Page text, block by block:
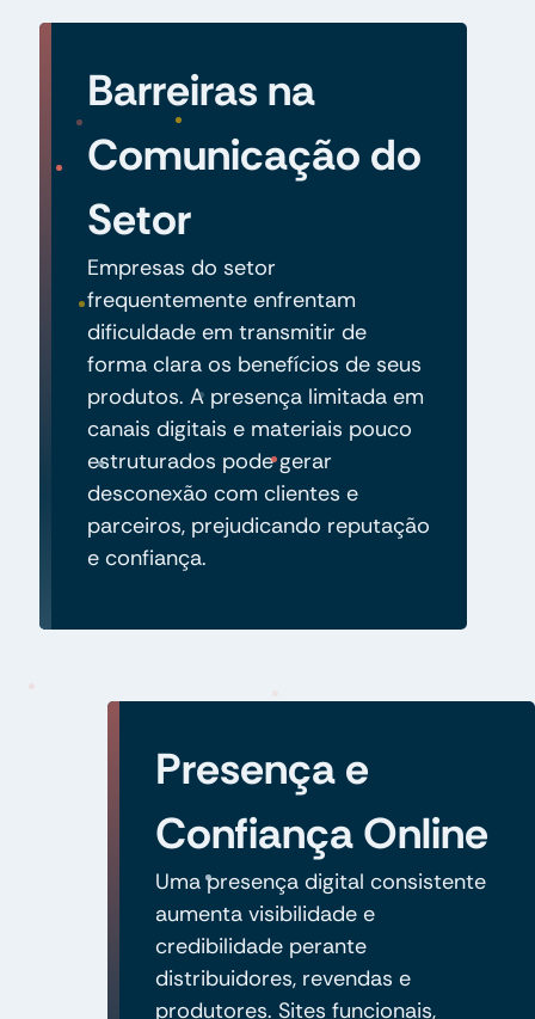
Barreiras na
Comunicação do
Setor
Empresas do setor
frequentemente enfrentam
dificuldade em transmitir de
forma clara os benefícios de seus
produtos. A presença limitada em
canais digitais e materiais pouco
estruturados pode gerar
desconexão com clientes e
parceiros, prejudicando reputação
e confiança.
Presença e
Confiança Online
Uma presença digital consistente
aumenta visibilidade e
credibilidade perante
distribuidores, revendas e
produtores. Sites funcionais,